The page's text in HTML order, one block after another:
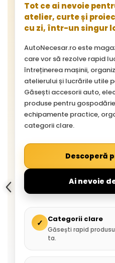
Tot ce ai nevoie
atelier, curte și
cu zi, într-un singur
AutoNecesar.ro este
care vor să rezolve rapid
întreținerea mașinii,
atelierului și lucrările utile
Găsești accesorii auto,
produse pentru
echipamente practice,
categorii clare.
Descoperă
Ai nevoie
✓ Categorii clare
Găsești rapid
ta.